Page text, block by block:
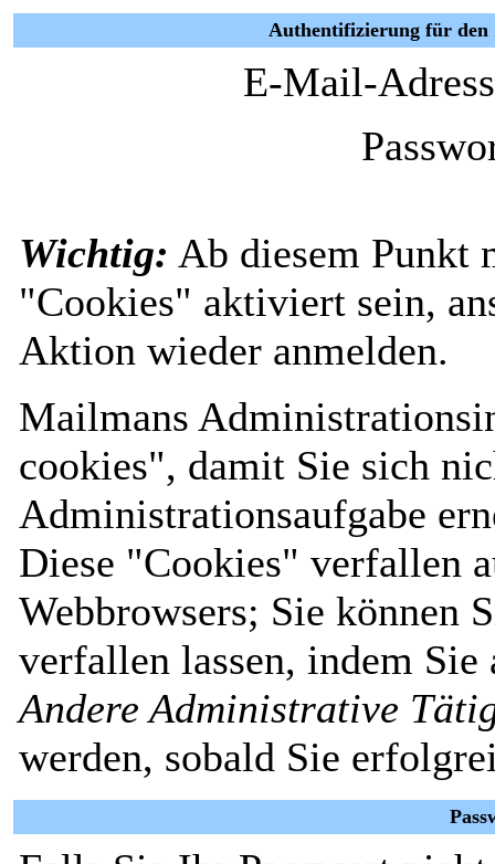
Authentifizierung für den
E-Mail-
Wichtig: Ab diesem Punkt
"Cookies" aktiviert sein,
Aktion wieder anmelden.
Mailmans
cookies", damit Sie sich
Administrationsaufgabe
Diese "Cookies" verfallen
Webbrowsers; Sie können
verfallen lassen, indem
Andere Administrative
werden, sobald Sie